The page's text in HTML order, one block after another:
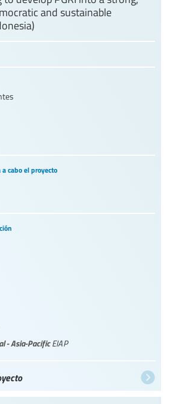
and sustainable
cabo el proyecto
- Asia-PacificEIAP